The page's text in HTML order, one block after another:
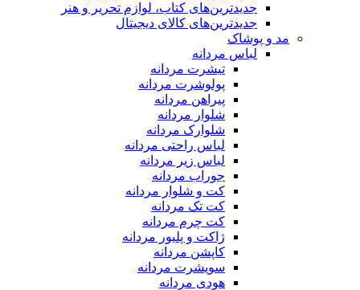
جدید‌ترین‌های کتاب، لوازم تحریر و هنر
جدید‌ترین‌های کالای دیجیتال
مد و پوشاک
لباس مردانه
تیشرت مردانه
پولوشرت مردانه
پیراهن مردانه
شلوار مردانه
شلوارک مردانه
لباس راحتی مردانه
لباس زیر مردانه
جوراب مردانه
کت و شلوار مردانه
کت تک مردانه
کت چرم مردانه
ژاکت و پلیور مردانه
کاپشن مردانه
سویشرت مردانه
هودی مردانه